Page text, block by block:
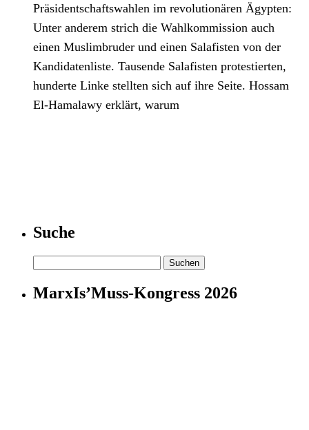
Präsidentschaftswahlen im revolutionären Ägypten:
Unter anderem strich die Wahlkommission auch
einen Muslimbruder und einen Salafisten von der
Kandidatenliste. Tausende Salafisten protestierten,
hunderte Linke stellten sich auf ihre Seite. Hossam
El-Hamalawy erklärt, warum
Suche
nach:
MarxIs’Muss-Kongress 2026